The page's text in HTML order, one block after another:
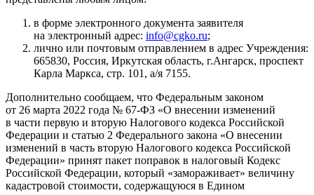
в форме электронного документа заявителя
на электронный адрес: info@cgko.ru;
лично или почтовым отправлением в адрес Учреждения:
665830, Россия, Иркутская область, г.Ангарск, проспект
Карла Маркса, стр. 101, а/я 7155.
Дополнительно сообщаем, что Федеральным законом
от 26 марта 2022 года № 67-ФЗ «О внесении изменений
в части первую и вторую Налогового кодекса Российской
Федерации и статью 2 Федерального закона «О внесении
изменений в часть вторую Налогового кодекса Российской
Федерации» принят пакет поправок в налоговый Кодекс
Российской Федерации, который «замораживает» величину
кадастровой стоимости, содержащуюся в Едином